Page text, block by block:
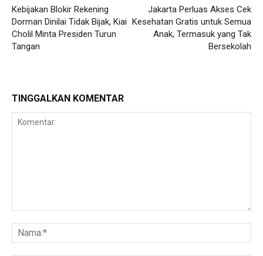
Kebijakan Blokir Rekening
Dorman Dinilai Tidak Bijak, Kiai
Cholil Minta Presiden Turun
Tangan
Jakarta Perluas Akses Cek
Kesehatan Gratis untuk Semua
Anak, Termasuk yang Tak
Bersekolah
TINGGALKAN KOMENTAR